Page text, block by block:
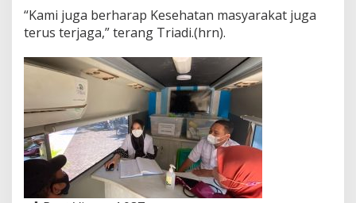
“Kami juga berharap Kesehatan masyarakat juga
terus terjaga,” terang Triadi.(hrn).